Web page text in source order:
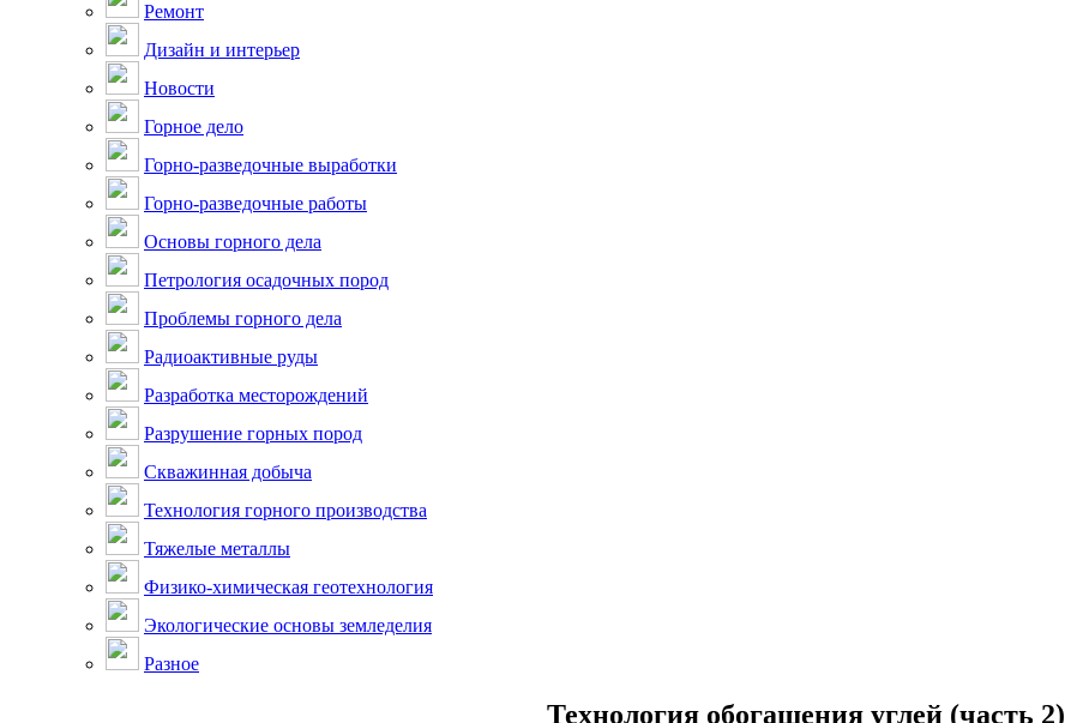
Ремонт
Дизайн и интерьер
Новости
Горное дело
Горно-разведочные выработки
Горно-разведочные работы
Основы горного дела
Петрология осадочных пород
Проблемы горного дела
Радиоактивные руды
Разработка месторождений
Разрушение горных пород
Скважинная добыча
Технология горного производства
Тяжелые металлы
Физико-химическая геотехнология
Экологические основы земледелия
Разное
Технология обогащения углей (часть 2)